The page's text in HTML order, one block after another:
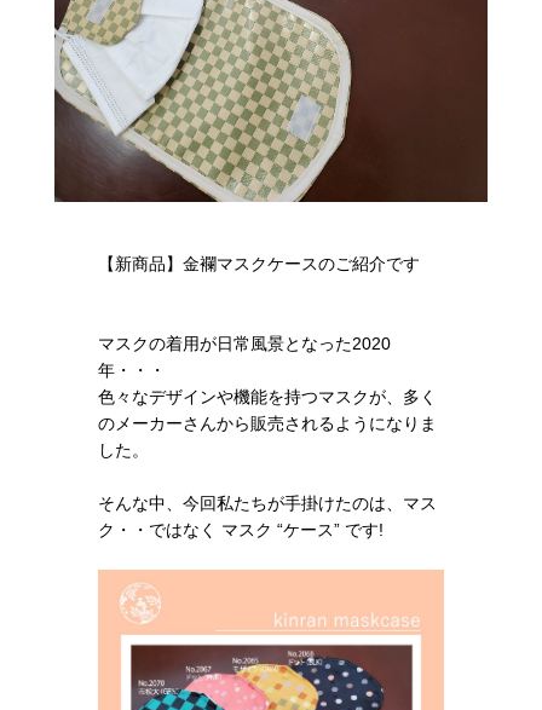
【新商品】金襴マスクケースのご紹介です
マスクの着用が日常風景となった2020
年・・・
色々なデザインや機能を持つマスクが、多く
のメーカーさんから販売されるようになりま
した。
そんな中、今回私たちが手掛けたのは、マス
ク・・ではなく マスク “ケース” です!